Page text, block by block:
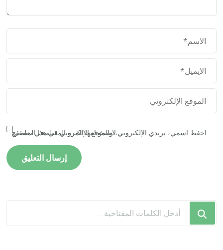
احفظ اسمي، بريدي الإلكتروني، والموقع الإلكتروني في هذا المتصفح لاستخدامها المرة المقبلة في تعليقي.
تبحث